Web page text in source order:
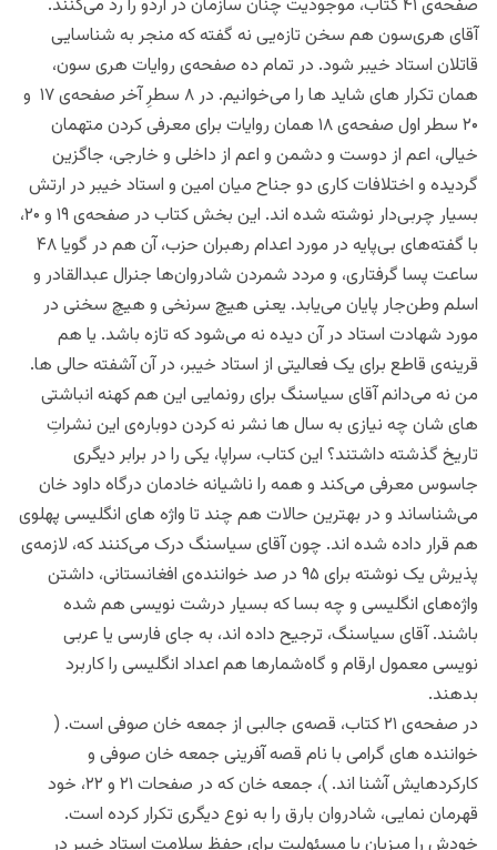
صفحه‌ی ۴۱ کتاب، موجودیت چنان سازمان در اردو را رد می‌کنند.
آقای هری‌سون هم سخن تازه‌یی نه گفته که منجر به شناسایی
قاتلان استاد خیبر شود. در تمام ده صفحه‌ی روایات هری‌‌ سون،
همان تکرار های شاید ها را می‌خوانیم. در ۸ سطرِ آخر صفحه‌ی ۱۷ ‌ و
۲۰ سطر اول صفحه‌ی ۱۸ همان روایات برای معرفی کردن‌ متهمان
خیالی، اعم از دوست و دشمن و اعم از داخلی و خارجی، جا‌گزین
گردیده و اختلافات کاری دو جناح میان امین و استاد خیبر در ارتش
بسیار چربی‌دار نوشته شده اند. این بخش کتاب در صفحه‌ی ۱۹ و ۲۰،
با گفته‌های بی‌پایه در مورد اعدام رهبران حزب، آن هم در گویا ۴۸
ساعت پسا گرفتاری، و مردد شمردن شادروان‌ها جنرال عبدالقادر و
اسلم وطن‌جار پایان می‌یابد. یعنی هیچ سرنخی و هیچ سخنی در
مورد شهادت استاد در آن دیده نه می‌شود که تازه باشد. یا هم
قرینه‌ی قاطع برای یک فعالیتی از استاد خیبر، در آن آشفته حالی ها.
من نه می‌دانم آقای سیاسنگ برای رونمایی این هم کهنه‌ انباشتی
های شان چه نیازی به سال ها نشر نه کردن دوباره‌ی این نشراتِ
تاریخ گذشته داشتند؟ این کتاب، سراپا، یکی را در برابر دیگری
جاسوس معرفی می‌کند و همه را ناشیانه خادمان درگاه داود خان
می‌شناساند و در بهترین حالات هم چند تا واژه های انگلیسی پهلوی
هم قرار داده شده اند. چون آقای سیاسنگ درک می‌کنند که، لازمه‌ی
پذیرش یک‌ نوشته برای ۹۵ در صد خواننده‌ی افغانستانی، داشتن
واژه‌های انگلیسی و چه بسا که بسیار درشت نویسی هم شده
باشند. آقای سیاسنگ، ترجیح داده اند، به جای فارسی یا عربی
نویسی معمول ارقام ‌و گاه‌شمارها هم اعداد انگلیسی را کاربرد
بدهند.
در صفحه‌ی ۲۱ کتاب، قصه‌‌ی جالبی از جمعه خان صوفی است. (
خواننده های گرامی با نام قصه آفرینی جمعه خان صوفی و
کارکردهایش آشنا اند. )، جمعه خان که در صفحات ۲۱ و ۲۲، خود
قهرمان نمایی، شادروان بارق را به نوع دیگری تکرار کرده است.